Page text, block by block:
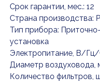
Срок гарантии, мес.: 12
Страна производства:
Тип прибора:
установка
Электропитание, В/
Диаметр воздуховода,
Количество фильтров,